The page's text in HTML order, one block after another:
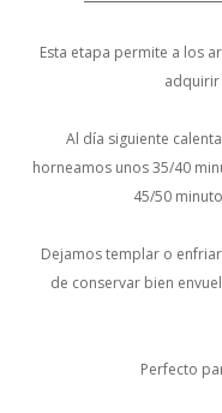
Esta etapa permite a los
adquirir
Al día siguiente
horneamos unos 35/40
45/50
Dejamos templar o
de conservar bien
Perfecto